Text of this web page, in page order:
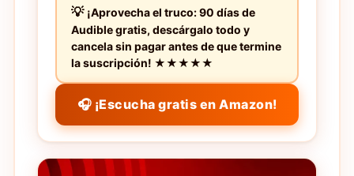
¡Aprovecha el truco: 90 días de
Audible gratis, descárgalo todo y
cancela sin pagar antes de que termine
la suscripción! ★★★★★
🎧 ¡Escucha gratis en Amazon!